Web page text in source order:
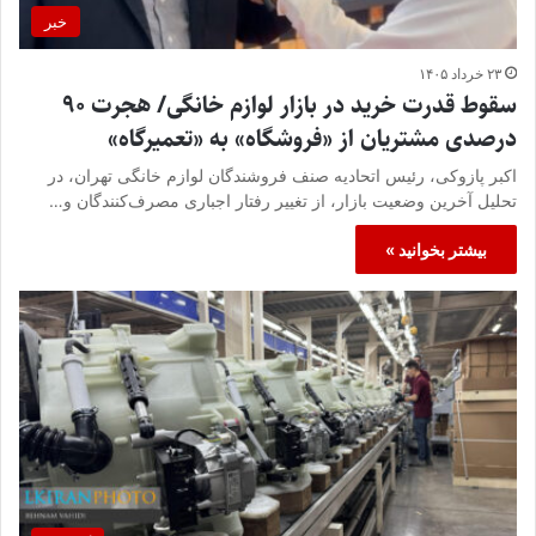
خبر
۲۳ خرداد ۱۴۰۵
سقوط قدرت خرید در بازار لوازم خانگی/ هجرت ۹۰
درصدی مشتریان از «فروشگاه» به «تعمیرگاه»
اکبر پازوکی، رئیس اتحادیه صنف فروشندگان لوازم خانگی تهران، در
تحلیل آخرین وضعیت بازار، از تغییر رفتار اجباری مصرف‌کنندگان و…
بیشتر بخوانید »